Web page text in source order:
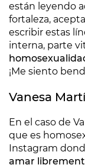
están leyendo
fortaleza,
escribir estas
interna, parte
¡Me siento
Vanesa
En el caso de
que es
Instagram
amar